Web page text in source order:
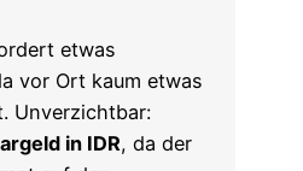
etwas
vor Ort kaum etwas
Unverzichtbar:
in IDR, da der